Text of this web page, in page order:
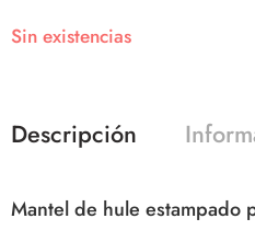
Sin existencias
Descripción
Mantel de hule estampado